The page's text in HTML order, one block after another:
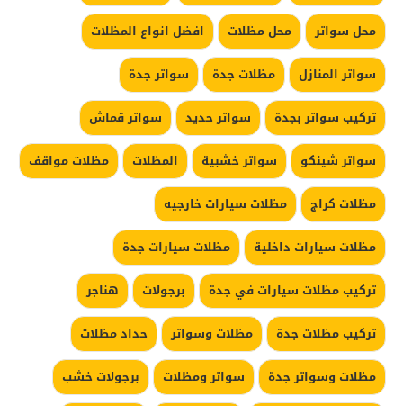
محل سواتر
محل مظلات
افضل انواع المظلات
سواتر المنازل
مظلات جدة
سواتر جدة
تركيب سواتر بجدة
سواتر حديد
سواتر قماش
سواتر شينكو
سواتر خشبية المظلات
مظلات مواقف
مظلات كراج
مظلات سيارات خارجيه
مظلات سيارات داخلية
مظلات سيارات جدة
تركيب مظلات سيارات في جدة
برجولات
هناجر
تركيب مظلات جدة
مظلات وسواتر
حداد مظلات
مظلات وسواتر جدة
سواتر ومظلات
برجولات خشب